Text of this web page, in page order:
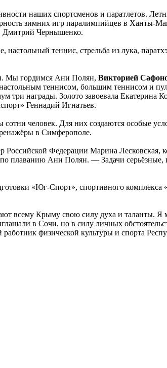
наших спортсменов и паратлетов.
зимних игр паралимпийцев в Ханты-
Дмитрий Чернышенко.
теннис, стрельба из лука,
Мы гордимся Ани Полян, Викторией
теннисом, большим теннисом и
три награды. Золото завоевала Екатерина
Геннадий Игнатьев.
человек. Для них создаются особые
в Симферополе.
Федерации Марина Лесковская,
плаванию Ани Полян. — Задачи
«Юг-Спорт», спортивного комплекса
всему Крыму свою силу духа и таланты. Я
в Сочи, но в силу личных
физической культуры и спорта